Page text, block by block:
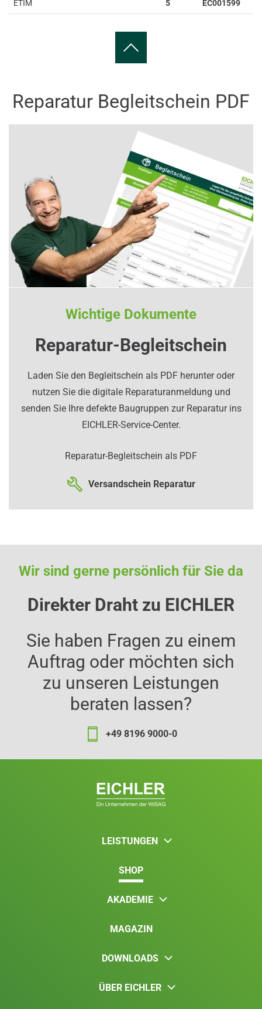
ETIM 5 EC001599
Reparatur Begleitschein PDF
Wichtige Dokumente
Reparatur-Begleitschein
Laden Sie den Begleitschein als PDF herunter oder
nutzen Sie die digitale Reparaturanmeldung und
senden Sie Ihre defekte Baugruppen zur Reparatur ins
EICHLER-Service-Center.
Reparatur-Begleitschein als PDF
Versandschein Reparatur
Wir sind gerne persönlich für Sie da
Direkter Draht zu EICHLER
Sie haben Fragen zu einem
Auftrag oder möchten sich
zu unseren Leistungen
beraten lassen?
+49 8196 9000-0
LEISTUNGEN
SHOP
AKADEMIE
MAGAZIN
DOWNLOADS
ÜBER EICHLER